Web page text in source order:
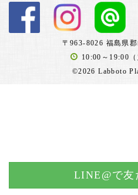
〒963-8026 福島県
10:00～19:00（
©2026 Labboto
LINE@で友